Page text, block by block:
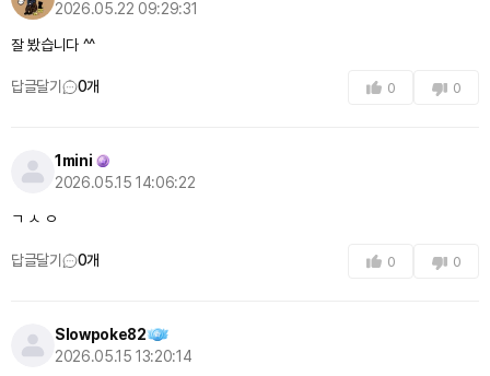
2026.05.22 09:29:31
잘 봤습니다 ^^
답글달기 0개 0 0
1mini
2026.05.15 14:06:22
ㄱ ㅅ ㅇ
답글달기 0개 0 0
Slowpoke82
2026.05.15 13:20:14